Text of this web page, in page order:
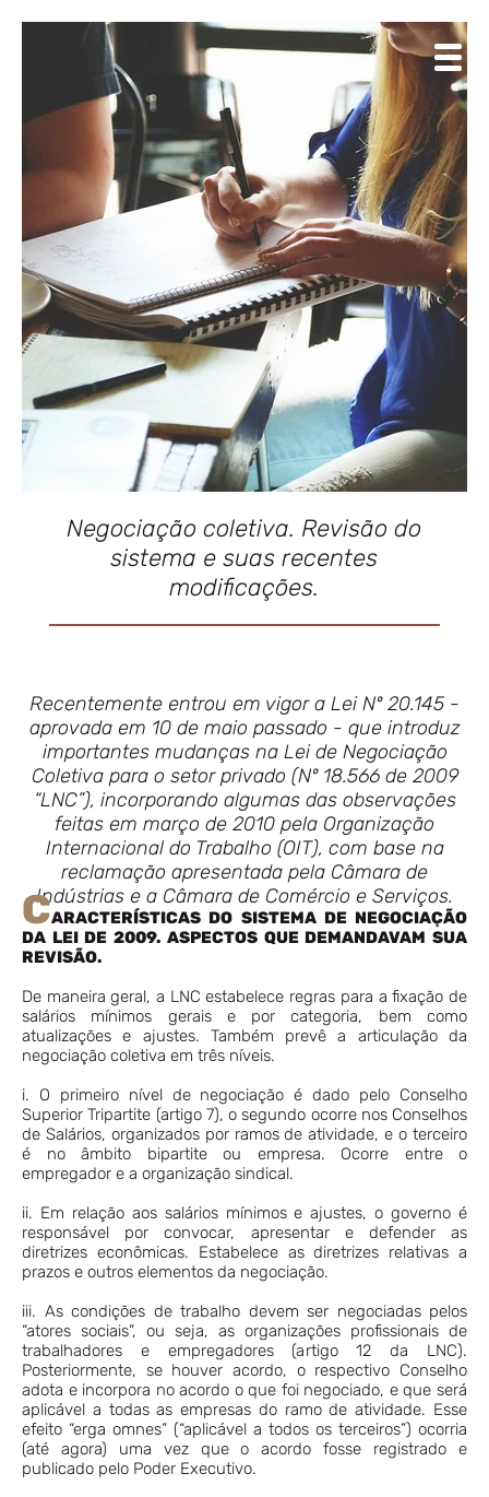
Negociação coletiva. Revisão do
sistema e suas recentes
modificações.
Recentemente entrou em vigor a Lei Nº 20.145 -
aprovada em 10 de maio passado - que introduz
importantes mudanças na Lei de Negociação
Coletiva para o setor privado (Nº 18.566 de 2009
“LNC”), incorporando algumas das observações
feitas em março de 2010 pela Organização
Internacional do Trabalho (OIT), com base na
reclamação apresentada pela Câmara de
Indústrias e a Câmara de Comércio e Serviços.
CARACTERÍSTICAS DO SISTEMA DE NEGOCIAÇÃO
DA LEI DE 2009. ASPECTOS QUE DEMANDAVAM SUA
REVISÃO.
De maneira geral, a LNC estabelece regras para a fixação de
salários mínimos gerais e por categoria, bem como
atualizações e ajustes. Também prevê a articulação da
negociação coletiva em três níveis.
i. O primeiro nível de negociação é dado pelo Conselho
Superior Tripartite (artigo 7), o segundo ocorre nos Conselhos
de Salários, organizados por ramos de atividade, e o terceiro
é no âmbito bipartite ou empresa. Ocorre entre o
empregador e a organização sindical.
ii. Em relação aos salários mínimos e ajustes, o governo é
responsável por convocar, apresentar e defender as
diretrizes econômicas. Estabelece as diretrizes relativas a
prazos e outros elementos da negociação.
iii. As condições de trabalho devem ser negociadas pelos
“atores sociais”, ou seja, as organizações profissionais de
trabalhadores e empregadores (artigo 12 da LNC).
Posteriormente, se houver acordo, o respectivo Conselho
adota e incorpora no acordo o que foi negociado, e que será
aplicável a todas as empresas do ramo de atividade. Esse
efeito “erga omnes” (“aplicável a todos os terceiros”) ocorria
(até agora) uma vez que o acordo fosse registrado e
publicado pelo Poder Executivo.